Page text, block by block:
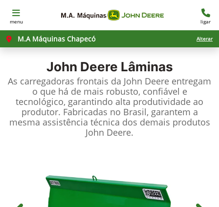
menu ligar
M.A Máquinas Chapecó Alterar
John Deere Lâminas
As carregadoras frontais da John Deere entregam
o que há de mais robusto, confiável e
tecnológico, garantindo alta produtividade ao
produtor. Fabricadas no Brasil, garantem a
mesma assistência técnica dos demais produtos
John Deere.